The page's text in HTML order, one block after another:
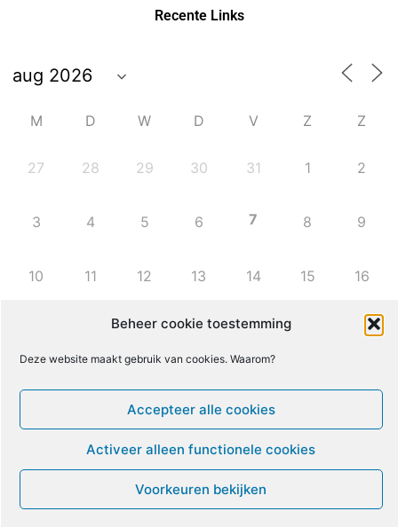
Beheer cookie toestemming
Deze website maakt gebruik van cookies. Waarom?
Accepteer alle cookies
Activeer alleen functionele cookies
Voorkeuren bekijken
Recente Links
M D W D V Z Z
27 28 29 30 31 1 2
3 4 5 6 7 8 9
10 11 12 13 14 15 16
19 20 21 23
Leven met ME/CVS en POTS